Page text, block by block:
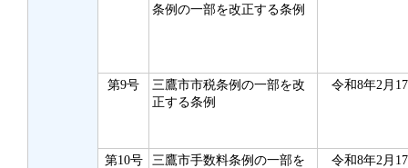
条例の一部を改正する条例
第9号
三鷹市市税条例の一部を改
正する条例
令和8年2月
第10号
三鷹市手数料条例の一部を
令和8年2月